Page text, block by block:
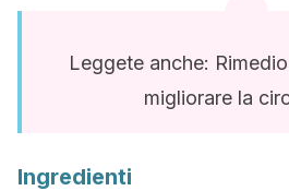
Leggete anche:
migliorare la
Ingredienti